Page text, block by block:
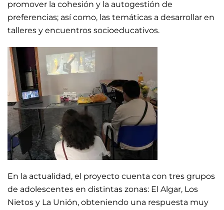
promover la cohesión y la autogestión de
preferencias; así como, las temáticas a desarrollar en
talleres y encuentros socioeducativos.
En la actualidad, el proyecto cuenta con tres grupos
de adolescentes en distintas zonas: El Algar, Los
Nietos y La Unión, obteniendo una respuesta muy